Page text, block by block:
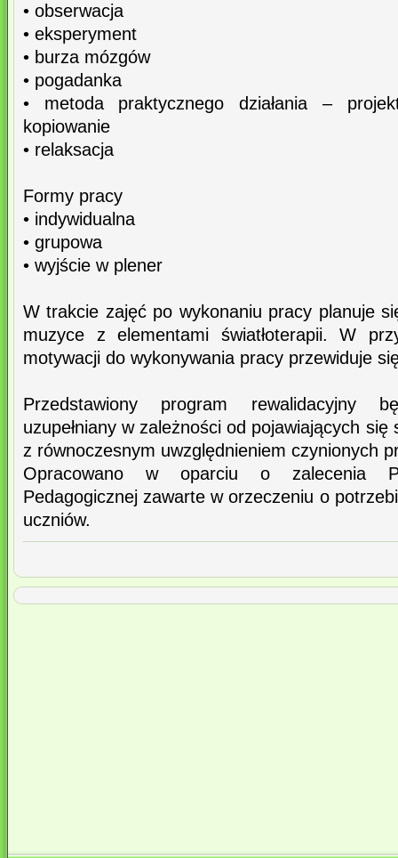
• obserwacja
• eksperyment
• burza mózgów
• pogadanka
• metoda praktycznego działania –
kopiowanie
• relaksacja
Formy pracy
• indywidualna
• grupowa
• wyjście w plener
W trakcie zajęć po wykonaniu pracy planuje
muzyce z elementami światłoterapii. W
motywacji do wykonywania pracy przewiduje
Przedstawiony program rewalidacyjny
uzupełniany w zależności od pojawiających
z równoczesnym uwzględnieniem czynionych
Opracowano w oparciu o zalecenia
Pedagogicznej zawarte w orzeczeniu o
uczniów.